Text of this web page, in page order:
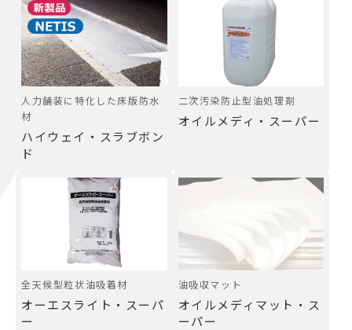
人力舗装に特化した床版防水
材
ハイウェイ・スラブボン
ド
二次汚染防止型油処理剤
オイルメディ・スーパー
全天候型粒状油吸着材
オーエスライト・スーパ
ー
油吸収マット
オイルメディマット・ス
ーパー